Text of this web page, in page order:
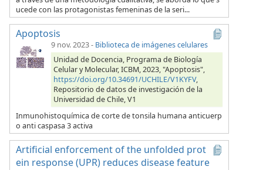
ucede con las protagonistas femeninas de la seri...
Apoptosis
9 nov. 2023- Biblioteca de imágenes celulares
Unidad de Docencia, Programa de Biología
Celular y Molecular, ICBM, 2023, "Apoptosis",
https://doi.org/10.34691/UCHILE/V1KYFV,
Repositorio de datos de investigación de la
Universidad de Chile, V1
Inmunohistoquímica de corte de tonsila humana anticuerp
o anti caspasa 3 activa
Artificial enforcement of the unfolded prot
ein response (UPR) reduces disease feature